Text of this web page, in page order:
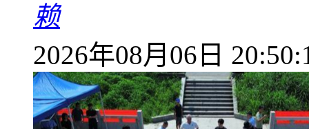
赖
2026年08月06日